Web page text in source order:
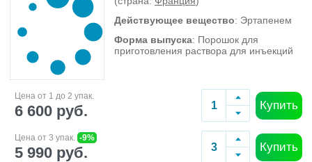
Действующее вещество: Эртапенем
Форма выпуска: Порошок для
приготовления раствора для инъекций
Цена от 1 до 2 упак.
6 600 руб. Купить
Цена от 3 упак. -9%
5 990 руб. Купить